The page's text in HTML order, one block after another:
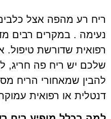
ריח רע מהפה אצל
נעימה . במקרים רבים
רפואית שדורשת
שלכם יש ריח פה חריג,
להבין שמאחורי הריח
דנטלית או רפואית
format_underlined הוסף קו
font_download סמן קישורים
לאפס
את